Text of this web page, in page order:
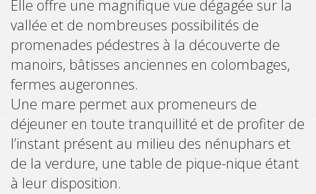
Elle offre une magnifique vue dégagée sur la
vallée et de nombreuses possibilités de
promenades pédestres à la découverte de
manoirs, bâtisses anciennes en colombages,
fermes augeronnes.
Une mare permet aux promeneurs de
déjeuner en toute tranquillité et de profiter de
l’instant présent au milieu des nénuphars et
de la verdure, une table de pique-nique étant
à leur disposition.